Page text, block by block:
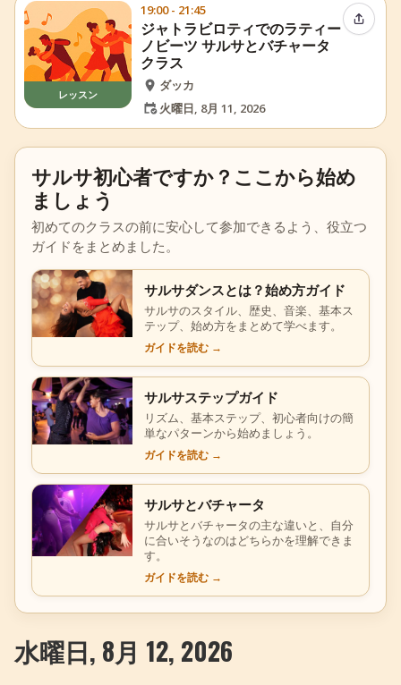
レッスン
19:00 - 21:45
ジャトラビロティでのラティー
ノビーツ サルサとバチャータ
クラス
ダッカ
火曜日, 8月 11, 2026
イベン
サルサ初心者ですか？ここから始め
ましょう
初めてのクラスの前に安心して参加できるよう、役立つ
ガイドをまとめました。
サルサダンスとは？始め方ガイド
サルサのスタイル、歴史、音楽、基本ス
テップ、始め方をまとめて学べます。
ガイドを読む →
サルサステップガイド
リズム、基本ステップ、初心者向けの簡
単なパターンから始めましょう。
ガイドを読む →
サルサとバチャータ
サルサとバチャータの主な違いと、自分
に合いそうなのはどちらかを理解できま
す。
ガイドを読む →
水曜日, 8月 12, 2026